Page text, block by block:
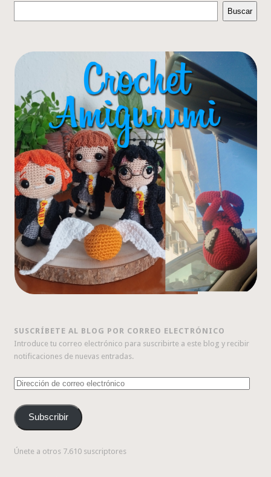
Buscar
SUSCRÍBETE AL BLOG POR CORREO ELECTRÓNICO
Introduce tu correo electrónico para suscribirte a este blog y recibir
notificaciones de nuevas entradas.
Dirección
correo
electrónico
Subscribir
Únete a otros 7.610 suscriptores